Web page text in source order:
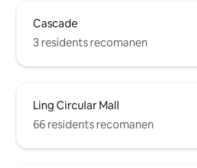
Cascade
3 residents recomanen
Ling Circular Mall
66 residents recomanen